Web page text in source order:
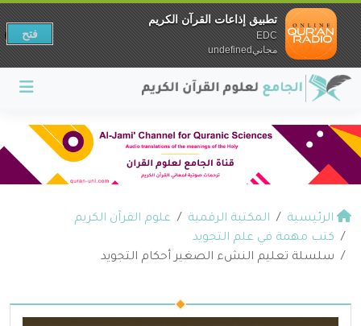
الرئيسية المكتبة الرقمية
علوم القرآن الكريم
كتب مهمة في علم التجويد
سلسلة تعليم النشء الصغير أحكام التجويد
تطبيق إذاعات القرآن الكريم
EDC
مجانيundefined
فتح